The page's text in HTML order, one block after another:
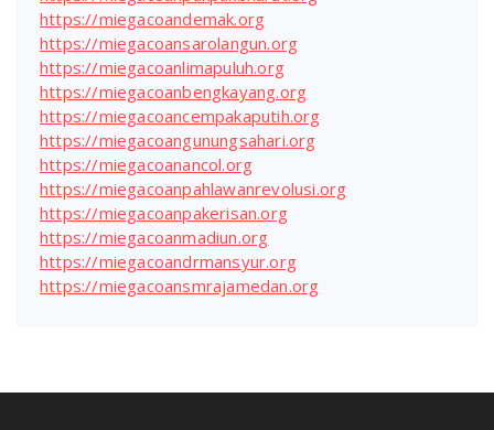
https://miegacoandemak.org
https://miegacoansarolangun.org
https://miegacoanlimapuluh.org
https://miegacoanbengkayang.org
https://miegacoancempakaputih.org
https://miegacoangunungsahari.org
https://miegacoanancol.org
https://miegacoanpahlawanrevolusi.org
https://miegacoanpakerisan.org
https://miegacoanmadiun.org
https://miegacoandrmansyur.org
https://miegacoansmrajamedan.org